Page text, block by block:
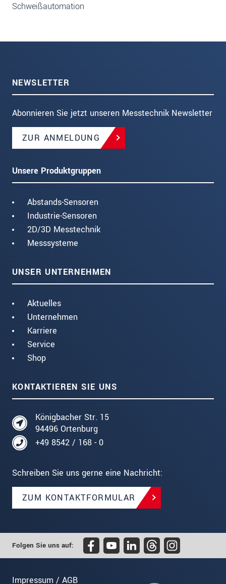
Schweißautomation
NEWSLETTER
Abonnieren Sie jetzt unseren Messtechnik Newsletter
ZUR ANMELDUNG
Unsere Produktgruppen
Abstands-Sensoren
Industrie-Sensoren
2D/3D Messtechnik
Messsysteme
UNSER UNTERNEHMEN
Aktuelles
Unternehmen
Karriere
Service
Shop
KONTAKTIEREN SIE UNS
Königbacher Str. 15
94496 Ortenburg
+49 8542 / 168 - 0
Schreiben Sie uns gerne eine Nachricht:
ZUM KONTAKTFORMULAR
Folgen Sie uns auf:
Impressum / AGB